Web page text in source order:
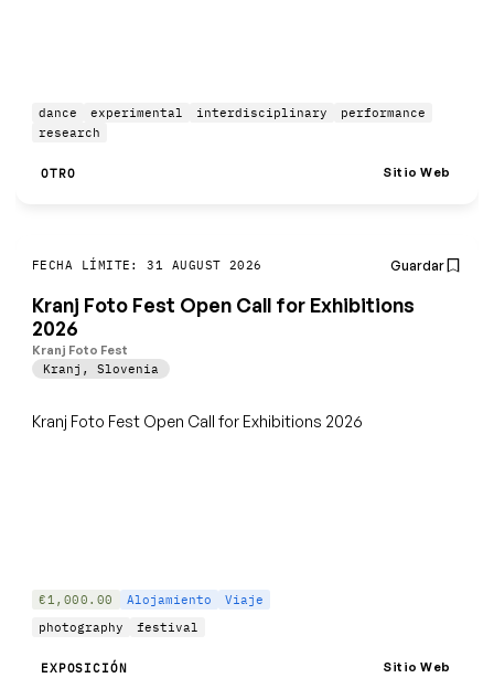
dance experimental interdisciplinary
performance
research
OTRO Sitio Web
FECHA LÍMITE: 31 AUGUST 2026 Guardar
Kranj Foto Fest Open Call for Exhibitions
2026
Kranj Foto Fest
Kranj , Slovenia
Kranj Foto Fest Open Call for Exhibitions 2026
€1,000.00 Alojamiento
Viaje
photography
festival
EXPOSICIÓN Sitio Web